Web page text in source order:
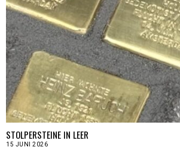
STOLPERSTEINE IN LEER
15 JUNI 2026